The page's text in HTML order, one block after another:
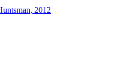
2012